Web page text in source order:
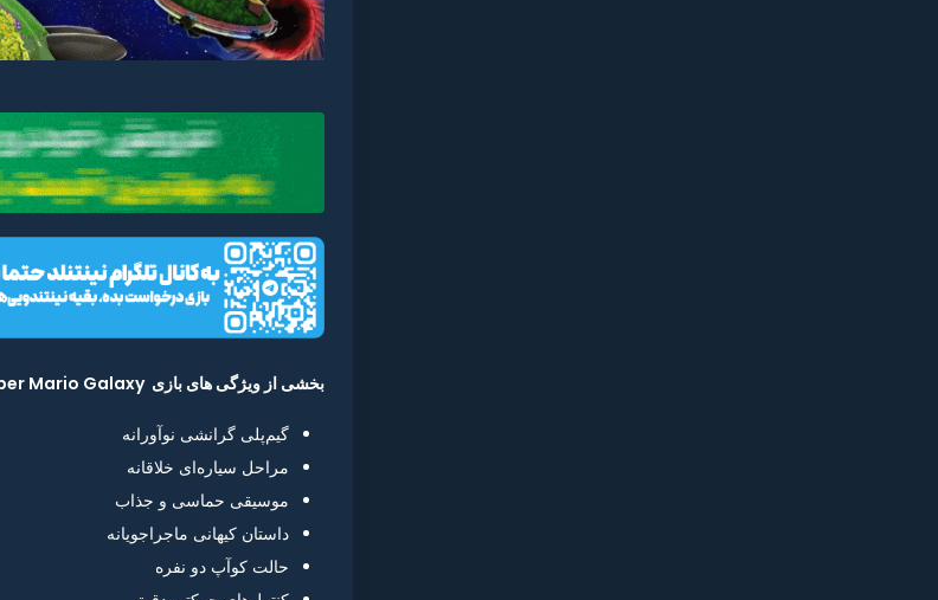
بخشی از ویژگی های بازی Super Mario Galaxy :
گیم‌پلی گرانشی نوآورانه
مراحل سیاره‌ای خلاقانه
موسیقی حماسی و جذاب
داستان کیهانی ماجراجویانه
حالت کوآپ دو نفره